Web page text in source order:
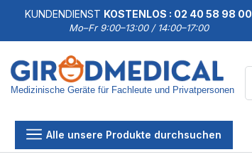
KUNDENDIENST KOSTENLOS : 02 40 58 98 00
Mo–Fr 9:00–13:00 / 14:00–17:00
Medizinische Geräte für Fachleute und Privatpersonen
Alle unsere Produkte durchsuchen